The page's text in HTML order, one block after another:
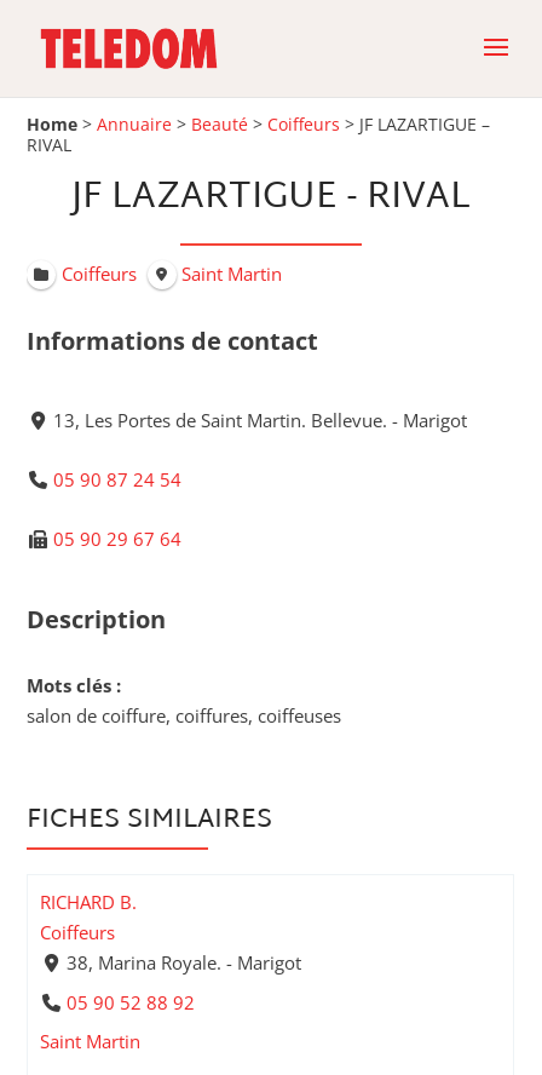
Home >Annuaire > Beauté > Coiffeurs > JF LAZARTIGUE –
RIVAL
JF LAZARTIGUE - RIVAL
Coiffeurs Saint Martin
Informations de contact
13, Les Portes de Saint Martin. Bellevue. - Marigot
05 90 87 24 54
05 90 29 67 64
Description
Mots clés :
salon de coiffure, coiffures, coiffeuses
FICHES SIMILAIRES
RICHARD B.
Coiffeurs
38, Marina Royale. - Marigot
05 90 52 88 92
Saint Martin